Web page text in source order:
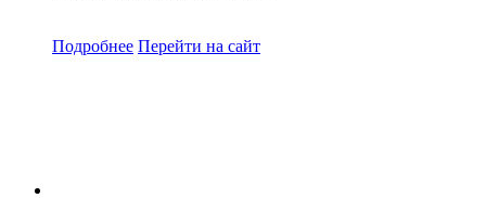
Подробнее Перейти на сайт